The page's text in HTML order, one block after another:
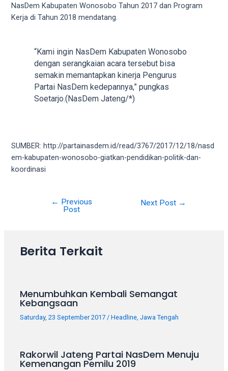
NasDem Kabupaten Wonosobo Tahun 2017 dan Program
Kerja di Tahun 2018 mendatang.
“Kami ingin NasDem Kabupaten Wonosobo
dengan serangkaian acara tersebut bisa
semakin memantapkan kinerja Pengurus
Partai NasDem kedepannya,” pungkas
Soetarjo.(NasDem Jateng/*)
SUMBER: http://partainasdem.id/read/3767/2017/12/18/nasd
em-kabupaten-wonosobo-giatkan-pendidikan-politik-dan-
koordinasi
← Previous
Post
Next Post →
Berita Terkait
Menumbuhkan Kembali Semangat
Kebangsaan
Saturday, 23 September 2017 /Headline ,Jawa Tengah
Rakorwil Jateng Partai NasDem Menuju
Kemenangan Pemilu 2019